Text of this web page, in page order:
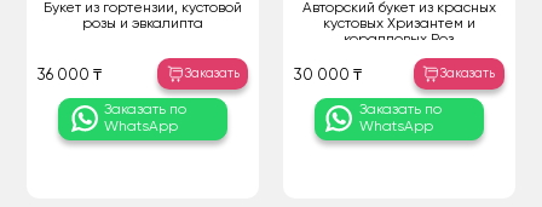
Букет из гортензии, кустовой
розы и эвкалипта
36 000 ₸ Заказать
Заказать по
WhatsApp
Авторский букет из красных
кустовых Хризантем и
коралловых Роз
30 000 ₸ Заказать
Заказать по
WhatsApp